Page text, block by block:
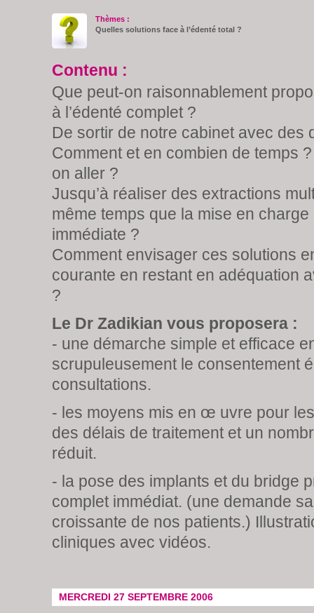
Thèmes :
Quelles solutions face à l’édenté total ?
Contenu :
Que peut-on raisonnablement
à l’édenté complet ?
De sortir de notre cabinet avec des
Comment et en combien de temps
on aller ?
Jusqu’à réaliser des extractions
même temps que la mise en
immédiate ?
Comment envisager ces solutions
courante en restant en adéquation
?
Le Dr Zadikian vous proposera :
- une démarche simple et efficace
scrupuleusement le consentement
consultations.
- les moyens mis en œ uvre pour
des délais de traitement et un
réduit.
- la pose des implants et du bridge
complet immédiat. (une demande
croissante de nos patients.)
cliniques avec vidéos.
MERCREDI 27 SEPTEMBRE 2006